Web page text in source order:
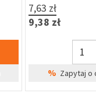
170,02 zł
209,12 zł
% Zapytaj o